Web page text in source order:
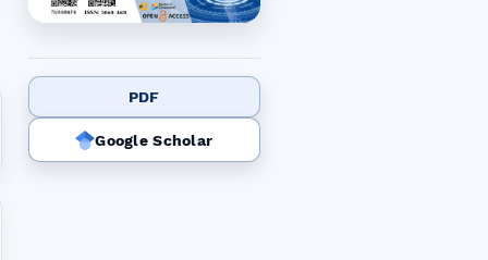
PDF
Google Scholar